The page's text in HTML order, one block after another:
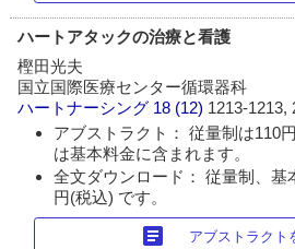
ハートアタックの治療と看護
樫田光夫
国立国際医療センター循環器科
ハートナーシング 18 (12) 1213-1213,
アブストラクト： 従量制は110
は基本料金に含まれます。
全文ダウンロード： 従量制、基
円(税込) です。
article アブストラクト